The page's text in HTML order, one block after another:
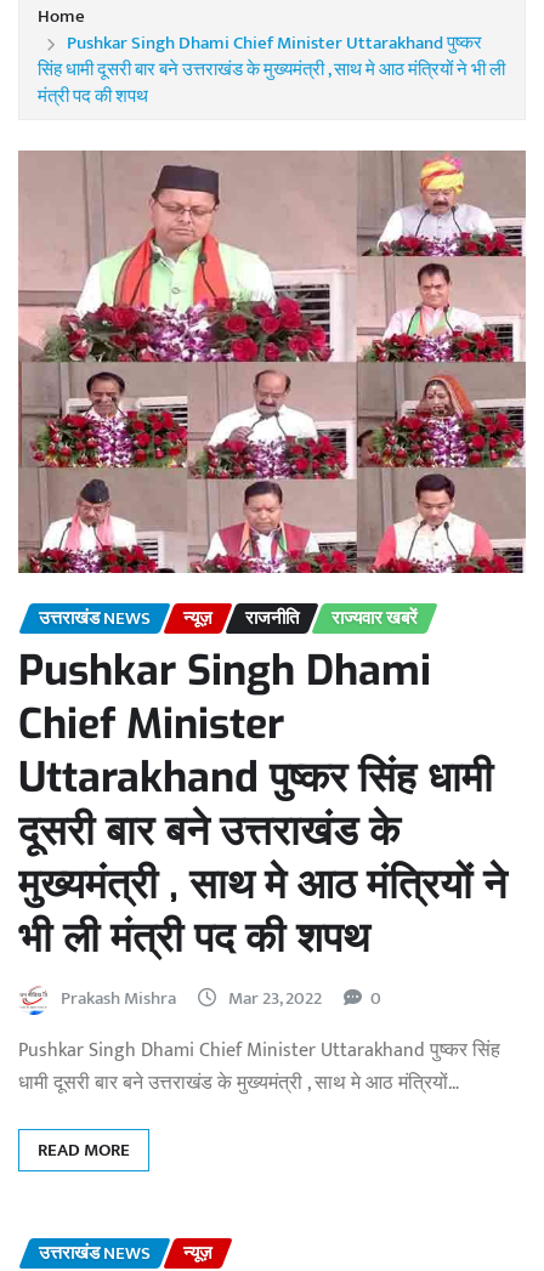
Home
Pushkar Singh Dhami Chief Minister Uttarakhand पुष्कर
सिंह धामी दूसरी बार बने उत्तराखंड के मुख्यमंत्री , साथ मे आठ मंत्रियों ने भी ली
मंत्री पद की शपथ
उत्तराखंड NEWS न्यूज़ राजनीति राज्यवार खबरें
Pushkar Singh Dhami
Chief Minister
Uttarakhand पुष्कर सिंह धामी
दूसरी बार बने उत्तराखंड के
मुख्यमंत्री , साथ मे आठ मंत्रियों ने
भी ली मंत्री पद की शपथ
Prakash Mishra Mar 23, 2022 0
Pushkar Singh Dhami Chief Minister Uttarakhand पुष्कर सिंह
धामी दूसरी बार बने उत्तराखंड के मुख्यमंत्री , साथ मे आठ मंत्रियों…
READ MORE
उत्तराखंड NEWS न्यूज़